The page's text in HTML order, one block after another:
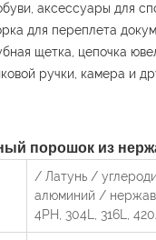
аксессуары для
для переплета
щетка, цепочка
ручки, камера и
порошок из
/ Латунь /
алюминий /
4PH, 304L, 316L,